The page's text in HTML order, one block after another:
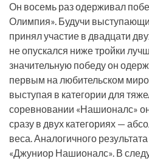
Он восемь раз одерживал
Олимпия». Будучи
принял участие в двадцати
не опускался ниже тройки
значительную победу он
первым на любительском
выступая в категории для
соревновании «Нашионалс»
сразу в двух категориях —
веса. Аналогичного
«Джуниор Нашионалс». В